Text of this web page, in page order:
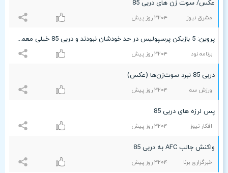
عکس/ سوت زن های دربی 85
مشرق نیوز ٣۲۰۴ روز پیش
پروین: 5 بازیکن پرسپولیس در حد خودشان نبودند و دربی 85 خیلی معمولی بود
برنامه نود ٣۲۰۴ روز پیش
دربی 85 نبرد سوت‌زن‌ها (عکس)
ورزش سه ٣۲۰۴ روز پیش
پس لرزه های دربی 85
افکار نیوز ٣۲۰۴ روز پیش
واکنش جالب AFC به دربی 85
خبرگزاری برنا ٣۲۰۴ روز پیش